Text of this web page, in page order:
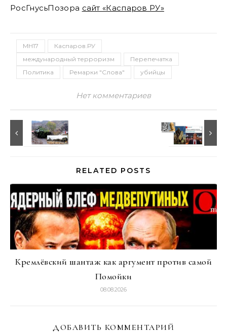
РосГнусьПозора сайт «Каспаров РУ»
MH17
Каспаров.РУ
международный терроризм
Перепечатка
Политика
Ремарки "Слова" убийцы
Нет комментариев
RELATED POSTS
Кремлёвский шантаж как аргумент против самой
Помойки
08.08.2026
ДОБАВИТЬ КОММЕНТАРИЙ